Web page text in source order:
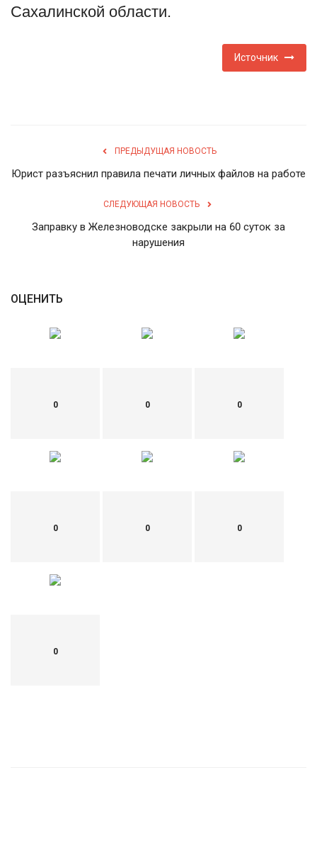
Сахалинской области.
Источник
ПРЕДЫДУЩАЯ НОВОСТЬ
Юрист разъяснил правила печати личных файлов на работе
СЛЕДУЮЩАЯ НОВОСТЬ
Заправку в Железноводске закрыли на 60 суток за
нарушения
ОЦЕНИТЬ
0 0 0
0 0 0
0